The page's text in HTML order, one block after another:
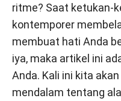
ritme? Saat ketukan-
kontemporer
membuat hati Anda
iya, maka artikel ini
Anda. Kali ini kita
mendalam tentang